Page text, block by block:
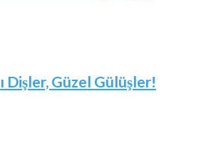
Dişler, Güzel Gülüşler!